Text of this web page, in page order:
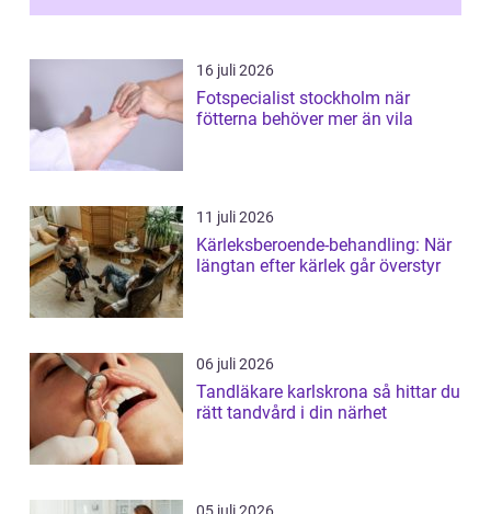
16 juli 2026
Fotspecialist stockholm när
fötterna behöver mer än vila
11 juli 2026
Kärleksberoende-behandling: När
längtan efter kärlek går överstyr
06 juli 2026
Tandläkare karlskrona så hittar du
rätt tandvård i din närhet